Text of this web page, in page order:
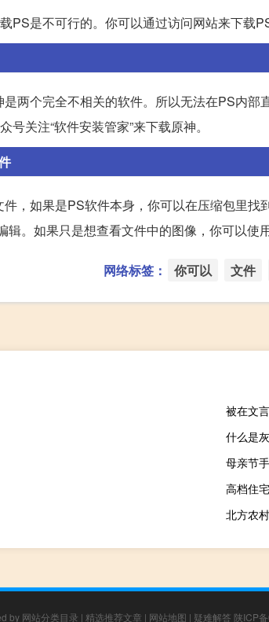
PS是不可行的。你可以通过访问网站来下载
两个完全不相关的软件。所以无法在PS内
关注“软件安装管家”来下载原神。
，如果是PS软件本身，你可以在压缩包里
。如果只是想查看文件中的图像，你可以使
网络标签： 你可以 文件
被在文
什么是
母亲节
高档住
北方农
by 网站分类目录 | 精选推荐文章 | 网站地图 | 疑难解答 陕ICP